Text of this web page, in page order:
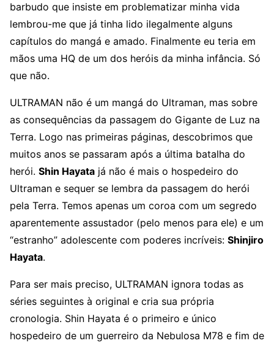
barbudo que insiste em problematizar minha vida
lembrou-me que já tinha lido ilegalmente alguns
capítulos do mangá e amado. Finalmente eu teria em
mãos uma HQ de um dos heróis da minha infância. Só
que não.
ULTRAMAN não é um mangá do Ultraman, mas sobre
as consequências da passagem do Gigante de Luz na
Terra. Logo nas primeiras páginas, descobrimos que
muitos anos se passaram após a última batalha do
herói. Shin Hayata já não é mais o hospedeiro do
Ultraman e sequer se lembra da passagem do herói
pela Terra. Temos apenas um coroa com um segredo
aparentemente assustador (pelo menos para ele) e um
“estranho” adolescente com poderes incríveis: Shinjiro
Hayata.
Para ser mais preciso, ULTRAMAN ignora todas as
séries seguintes à original e cria sua própria
cronologia. Shin Hayata é o primeiro e único
hospedeiro de um guerreiro da Nebulosa M78 e fim de